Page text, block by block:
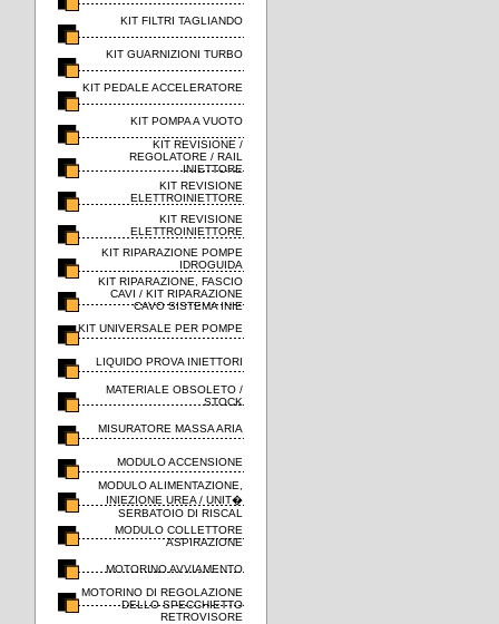
KIT FILTRI TAGLIANDO
KIT GUARNIZIONI TURBO
KIT PEDALE ACCELERATORE
KIT POMPA A VUOTO
KIT REVISIONE /
REGOLATORE / RAIL
INIETTORE
KIT REVISIONE
ELETTROINIETTORE
KIT REVISIONE
ELETTROINIETTORE
KIT RIPARAZIONE POMPE
IDROGUIDA
KIT RIPARAZIONE, FASCIO
CAVI / KIT RIPARAZIONE
CAVO SISTEMA INIE
KIT UNIVERSALE PER POMPE
LIQUIDO PROVA INIETTORI
MATERIALE OBSOLETO /
STOCK
MISURATORE MASSA ARIA
MODULO ACCENSIONE
MODULO ALIMENTAZIONE,
INIEZIONE UREA / UNIT�
SERBATOIO DI RISCAL
MODULO COLLETTORE
ASPIRAZIONE
MOTORINO AVVIAMENTO
MOTORINO DI REGOLAZIONE
DELLO SPECCHIETTO
RETROVISORE